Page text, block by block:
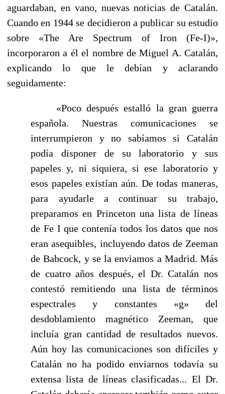
aguardaban, en vano, nuevas noticias de Catalán.
Cuando en 1944 se decidieron a publicar su estudio
sobre «The Are Spectrum of Iron (Fe-I)»,
incorporaron a él el nombre de Miguel A. Catalán,
explicando lo que le debían y aclarando
seguidamente:
«Poco después estalló la gran guerra
española. Nuestras comunicaciones se
interrumpieron y no sabíamos si Catalán
podía disponer de su labora­torio y sus
papeles y, ni siquiera, si ese laboratorio y
esos papeles existían aún. De todas maneras,
para ayudarle a continuar su trabajo,
preparamos en Princeton una lista de líneas
de Fe I que contenía todos los datos que nos
eran asequibles, incluyendo datos de Zeeman
de Babcock, y se la enviamos a Madrid. Más
de cuatro años después, el Dr. Catalán nos
con­testó remitiendo una lista de términos
espectrales y constantes «g» del
desdoblamiento magnético Zeeman, que
incluía gran cantidad de resulta­dos nuevos.
Aún hoy las comunicaciones son difíciles y
Catalán no ha podido enviarnos todavía su
extensa lista de líneas clasificadas... El Dr.